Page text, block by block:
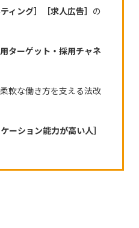
ィング］［求人広告］ の
ターゲット・採用チャネ
軟な働き方を支える法改
ーション能力が高い人］